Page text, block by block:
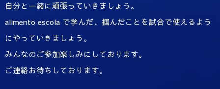
自分と一緒に頑張っていきましょう。
alimento escola で学んだ、掴んだことを試合で使えるよう
にやっていきましょう。
みんなのご参加楽しみにしております。
ご連絡お待ちしております。